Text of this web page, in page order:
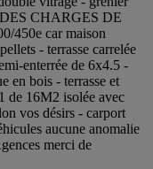
CHARGES DE
450e car maison
- terrasse carrelée
enterrée de 6x4.5 -
en bois - terrasse et
de 16M2 isolée avec
vos désirs - carport
aucune anomalie
merci de